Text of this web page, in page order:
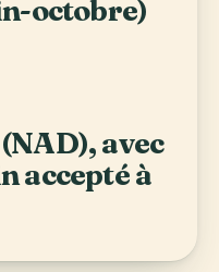
octobre)
avec
accepté à